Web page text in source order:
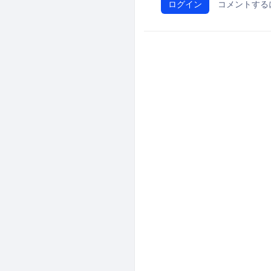
ログイン コメントする